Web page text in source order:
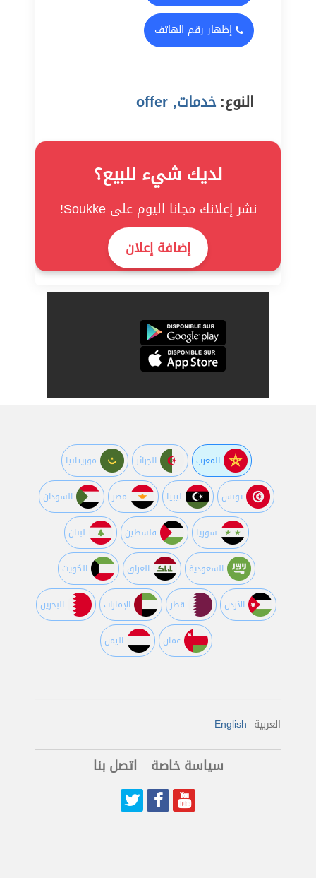
إظهار رقم الهاتف
النوع: خدمات, offer
لديك شيء للبيع؟
نشر إعلانك مجانا اليوم على Soukke!
إضافة إعلان
المغرب الجزائر موريتانيا
تونس ليبيا مصر السودان
سوريا فلسطين لبنان
السعودية العراق الكويت
اﻷردن قطر اﻹمارات البحرين
عمان اليمن
العربية English
سياسة خاصة اتصل بنا